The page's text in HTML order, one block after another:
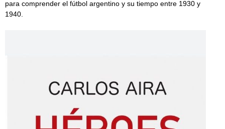
para comprender el fútbol argentino y su tiempo entre 1930 y
1940.